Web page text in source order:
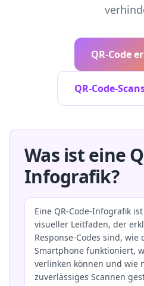
QR-Code
QR-Code-
Was ist eine
Infografik?
Eine QR-Code-Infografik
visueller Leitfaden, der
Response-Codes sind, wie
Smartphone funktioniert,
verlinken können und wie
zuverlässiges Scannen